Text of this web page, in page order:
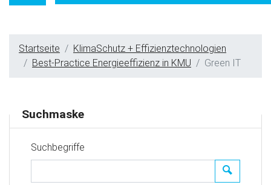
Startseite
KlimaSchutz + Effizienztechnologien
Best-Practice Energieeffizienz in KMU
Green IT
Suchmaske
Suchbegriffe